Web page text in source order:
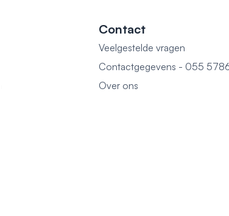
Contact
Veelgestelde vragen
Contactgegevens - 055
Over ons